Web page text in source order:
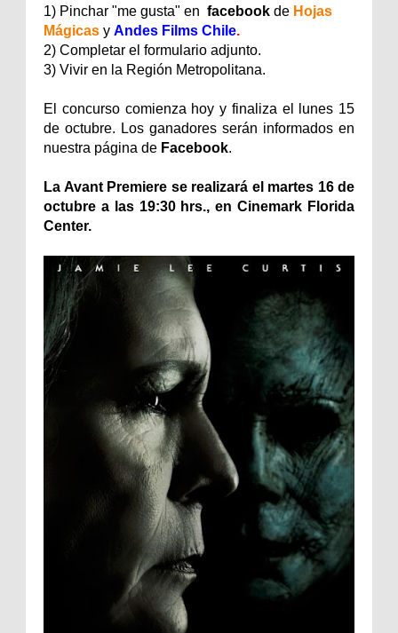
1) Pinchar "me gusta" en facebook de Hojas
Mágicas y Andes Films Chile.
2) Completar el formulario adjunto.
3) Vivir en la Región Metropolitana.
El concurso comienza hoy y finaliza el lunes 15
de octubre. Los ganadores serán informados en
nuestra página de Facebook.
La Avant Premiere se realizará el martes 16 de
octubre a las 19:30 hrs., en Cinemark Florida
Center.